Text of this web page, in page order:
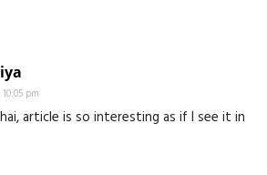
pm
article is so interesting as if I see it in